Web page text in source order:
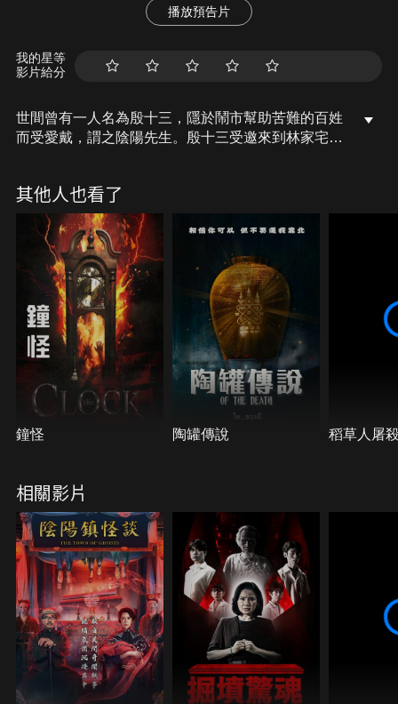
播放預告片
我的星等
影片給分
世間曾有一人名為殷十三，隱於鬧市幫助苦難的百姓
而受愛戴，謂之陰陽先生。殷十三受邀來到林家宅解
林家宅的「鬼事」。
其他人也看了
鐘怪 陶罐傳說 稻草人屠
相關影片